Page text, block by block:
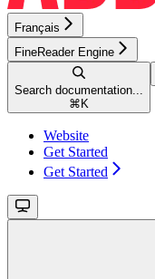
Français
FineReader Engine
Search documentation...
⌘ K
Website
Get Started
Get Started